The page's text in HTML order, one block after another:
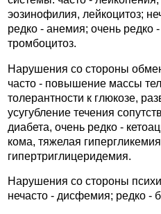
эозинофилия, лейкоцитоз;
редко - анемия; очень редко
тромбоцитоз.
Нарушения со стороны
часто - повышение массы
толерантности к глюкозе,
усугубление течения
диабета, очень редко -
кома, тяжелая
гипертриглицеридемия.
Нарушения со стороны
нечасто - дисфемия; редко -